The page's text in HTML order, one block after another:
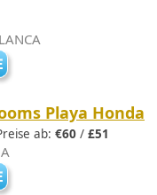
Playa Honda
ab: €60 / £51